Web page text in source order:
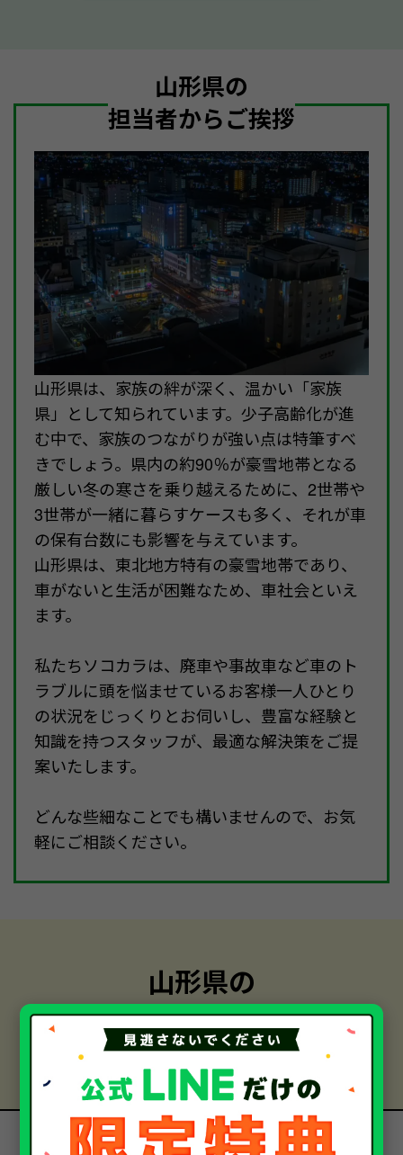
山形県の
担当者からご挨拶
山形県は、家族の絆が深く、温かい「家族
県」として知られています。少子高齢化が進
む中で、家族のつながりが強い点は特筆すべ
きでしょう。県内の約90％が豪雪地帯となる
厳しい冬の寒さを乗り越えるために、2世帯や
3世帯が一緒に暮らすケースも多く、それが車
の保有台数にも影響を与えています。
山形県は、東北地方特有の豪雪地帯であり、
車がないと生活が困難なため、車社会といえ
ます。
私たちソコカラは、廃車や事故車など車のト
ラブルに頭を悩ませているお客様一人ひとり
の状況をじっくりとお伺いし、豊富な経験と
知識を持つスタッフが、最適な解決策をご提
案いたします。
どんな些細なことでも構いませんので、お気
軽にご相談ください。
山形県の
中古車・廃車・事故車買取
お客様の声